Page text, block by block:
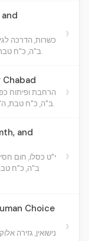
כשרות, הדרכה
ב"ה, כ"ח טבת, תשי"ח ברוקלין.
›
Chabad
הרחבת ופיתוח
ב"ה, כ"ח טבת, ה'תשי"ח ברוקלין, נ.י.
›
and
י"ט כסלו, חום
ב"ה, כ"ח
›
Choice
נישואין, גזירה
›